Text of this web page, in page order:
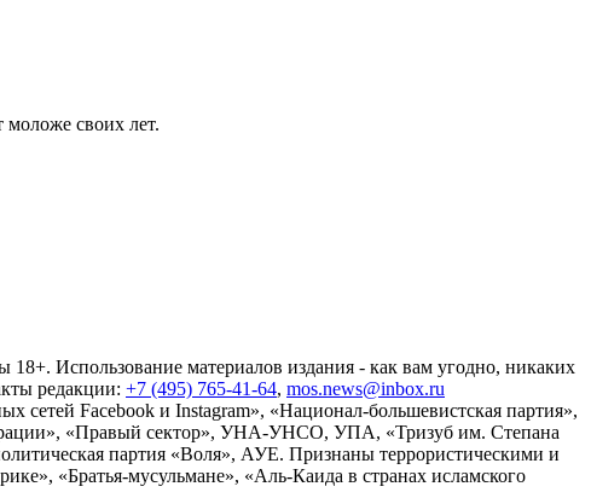
моложе своих лет.
18+. Использование материалов издания - как вам угодно, никаких
редакции: +7 (495) 765-41-64, mos.news@inbox.ru
сетей Facebook и Instagram», «Национал-большевистская партия»,
«Правый сектор», УНА-УНСО, УПА, «Тризуб им. Степана
партия «Воля», АУЕ. Признаны террористическими и
«Братья-мусульмане», «Аль-Каида в странах исламского